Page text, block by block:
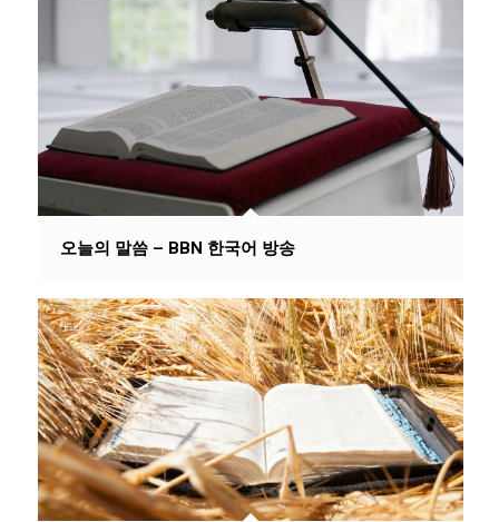
오늘의 말씀 – BBN 한국어 방송